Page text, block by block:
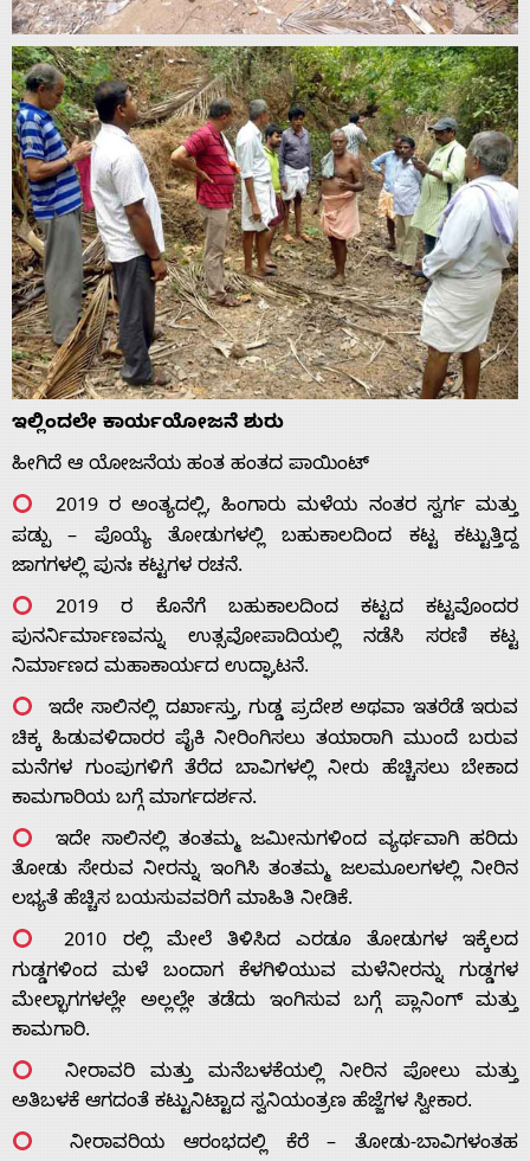
ಇಲ್ಲಿಂದಲೇ ಕಾರ್ಯಯೋಜನೆ ಶುರು
ಹೀಗಿದೆ ಆ ಯೋಜನೆಯ ಹಂತ ಹಂತದ ಪಾಯಿಂಟ್
2019 ರ ಅಂತ್ಯದಲ್ಲಿ, ಹಿಂಗಾರು ಮಳೆಯ ನಂತರ ಸ್ವರ್ಗ ಮತ್ತು
ಪಡ್ಪು – ಪೊಯ್ಯೆ ತೋಡುಗಳಲ್ಲಿ ಬಹುಕಾಲದಿಂದ ಕಟ್ಟ ಕಟ್ಟುತ್ತಿದ್ದ
ಜಾಗಗಳಲ್ಲಿ ಪುನಃ ಕಟ್ಟಗಳ ರಚನೆ.
2019 ರ ಕೊನೆಗೆ ಬಹುಕಾಲದಿಂದ ಕಟ್ಟದ ಕಟ್ಟವೊಂದರ
ಪುನರ್ನಿರ್ಮಾಣವನ್ನು ಉತ್ಸವೋಪಾದಿಯಲ್ಲಿ ನಡೆಸಿ ಸರಣಿ ಕಟ್ಟ
ನಿರ್ಮಾಣದ ಮಹಾಕಾರ್ಯದ ಉದ್ಘಾಟನೆ.
ಇದೇ ಸಾಲಿನಲ್ಲಿ ದರ್ಖಾಸ್ತು, ಗುಡ್ಡ ಪ್ರದೇಶ ಅಥವಾ ಇತರೆಡೆ ಇರುವ
ಚಿಕ್ಕ ಹಿಡುವಳಿದಾರರ ಪೈಕಿ ನೀರಿಂಗಿಸಲು ತಯಾರಾಗಿ ಮುಂದೆ ಬರುವ
ಮನೆಗಳ ಗುಂಪುಗಳಿಗೆ ತೆರೆದ ಬಾವಿಗಳಲ್ಲಿ ನೀರು ಹೆಚ್ಚಿಸಲು ಬೇಕಾದ
ಕಾಮಗಾರಿಯ ಬಗ್ಗೆ ಮಾರ್ಗದರ್ಶನ.
ಇದೇ ಸಾಲಿನಲ್ಲಿ ತಂತಮ್ಮ ಜಮೀನುಗಳಿಂದ ವ್ಯರ್ಥವಾಗಿ ಹರಿದು
ತೋಡು ಸೇರುವ ನೀರನ್ನು ಇಂಗಿಸಿ ತಂತಮ್ಮ ಜಲಮೂಲಗಳಲ್ಲಿ ನೀರಿನ
ಲಭ್ಯತೆ ಹೆಚ್ಚಿಸ ಬಯಸುವವರಿಗೆ ಮಾಹಿತಿ ನೀಡಿಕೆ.
2010 ರಲ್ಲಿ ಮೇಲೆ ತಿಳಿಸಿದ ಎರಡೂ ತೋಡುಗಳ ಇಕ್ಕೆಲದ
ಗುಡ್ಡಗಳಿಂದ ಮಳೆ ಬಂದಾಗ ಕೆಳಗಿಳಿಯುವ ಮಳೆನೀರನ್ನು ಗುಡ್ಡಗಳ
ಮೇಲ್ಭಾಗಗಳಲ್ಲೇ ಅಲ್ಲಲ್ಲೇ ತಡೆದು ಇಂಗಿಸುವ ಬಗ್ಗೆ ಪ್ಲಾನಿಂಗ್ ಮತ್ತು
ಕಾಮಗಾರಿ.
ನೀರಾವರಿ ಮತ್ತು ಮನೆಬಳಕೆಯಲ್ಲಿ ನೀರಿನ ಪೋಲು ಮತ್ತು
ಅತಿಬಳಕೆ ಆಗದಂತೆ ಕಟ್ಟುನಿಟ್ಟಾದ ಸ್ವನಿಯಂತ್ರಣ ಹೆಜ್ಜೆಗಳ ಸ್ವೀಕಾರ.
ನೀರಾವರಿಯ ಆರಂಭದಲ್ಲಿ ಕೆರೆ – ತೋಡು-ಬಾವಿಗಳಂತಹ